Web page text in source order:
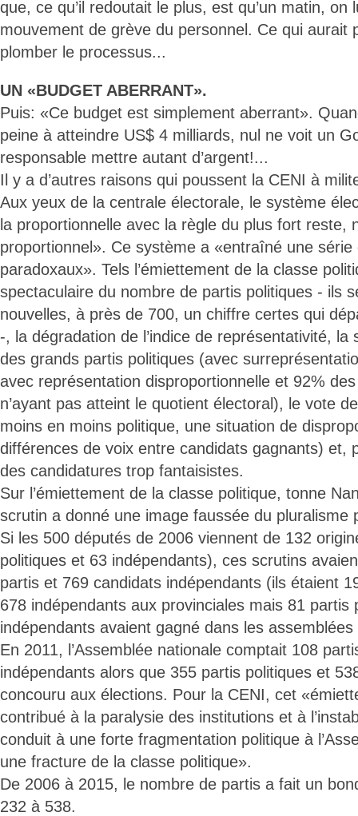
que, ce qu’il redoutait le plus, est qu’un matin, on
mouvement de grève du personnel. Ce qui aurait
plomber le processus...
UN «BUDGET ABERRANT».
Puis: «Ce budget est simplement aberrant».
peine à atteindre US$ 4 milliards, nul ne voit un
responsable mettre autant d’argent!...
Il y a d’autres raisons qui poussent la CENI à
Aux yeux de la centrale électorale, le système
la proportionnelle avec la règle du plus fort reste,
proportionnel». Ce système a «entraîné une série
paradoxaux». Tels l’émiettement de la classe
spectaculaire du nombre de partis politiques - ils
nouvelles, à près de 700, un chiffre certes qui
-, la dégradation de l’indice de représentativité, la
des grands partis politiques (avec
avec représentation disproportionnelle et 92%
n’ayant pas atteint le quotient électoral), le vote
moins en moins politique, une situation de
différences de voix entre candidats gagnants) et,
des candidatures trop fantaisistes.
Sur l’émiettement de la classe politique, tonne
scrutin a donné une image faussée du pluralisme
Si les 500 députés de 2006 viennent de 132
politiques et 63 indépendants), ces scrutins
partis et 769 candidats indépendants (ils étaient
678 indépendants aux provinciales mais 81 partis
indépendants avaient gagné dans les
En 2011, l’Assemblée nationale comptait 108
indépendants alors que 355 partis politiques et
concouru aux élections. Pour la CENI, cet
contribué à la paralysie des institutions et à
conduit à une forte fragmentation politique à
une fracture de la classe politique».
De 2006 à 2015, le nombre de partis a fait un
232 à 538.